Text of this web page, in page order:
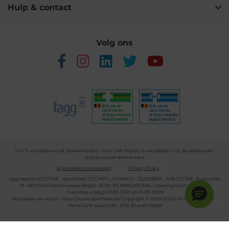
Hulp & contact
Volg ons
*Uw % voordeel wordt berekend door onze Gele Prijzen te vergelijken met de aanbevolen
prijzen van de leveranciers
Algemene voorwaarden
Privacy Policy
Aggregatie 1/2/237708 - Apotheker COCHET L./LEPAN A. - 3225299159 - APB 237708 - Buitenplas
19 - 1600 Sint-Pieters-Leeuw België - BTW: BE 0866.855.346 - Openingsuren apotheek:
maandag-vrijdag 09:00-12:30 en 14:00-18:00
Apotheek van wacht :
https://www.apotheek.be/Copyright © 2006-2025 | Multipharma CV -
Marie Curie square 30 - 1070 Brussel België